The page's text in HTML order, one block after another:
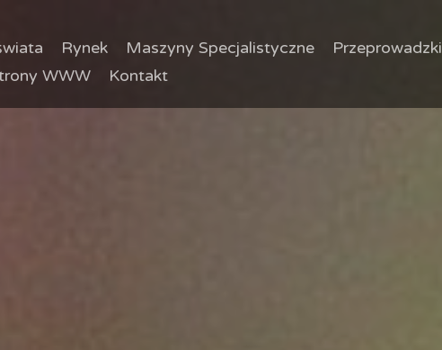
Rynek Maszyny Specjalistyczne Przeprowadzki
WWW Kontakt